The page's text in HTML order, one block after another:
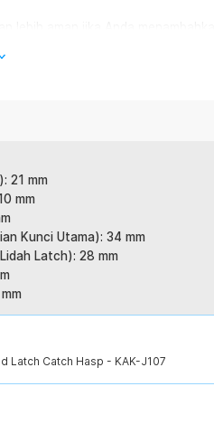
brankas, lemari, atau peti kayu
material stainless steel
tanpa gembok
menekan tuas untuk menguncinya.
mulus sehingga lebih nyaman saat
memudahkan Anda untuk
stainless steel ini sangat fleksibel.
brankas, hingga kotak perkakas.
21 mm
mm
Kunci Utama): 34 mm
Latch): 28 mm
Latch Catch Hasp - KAK-J107